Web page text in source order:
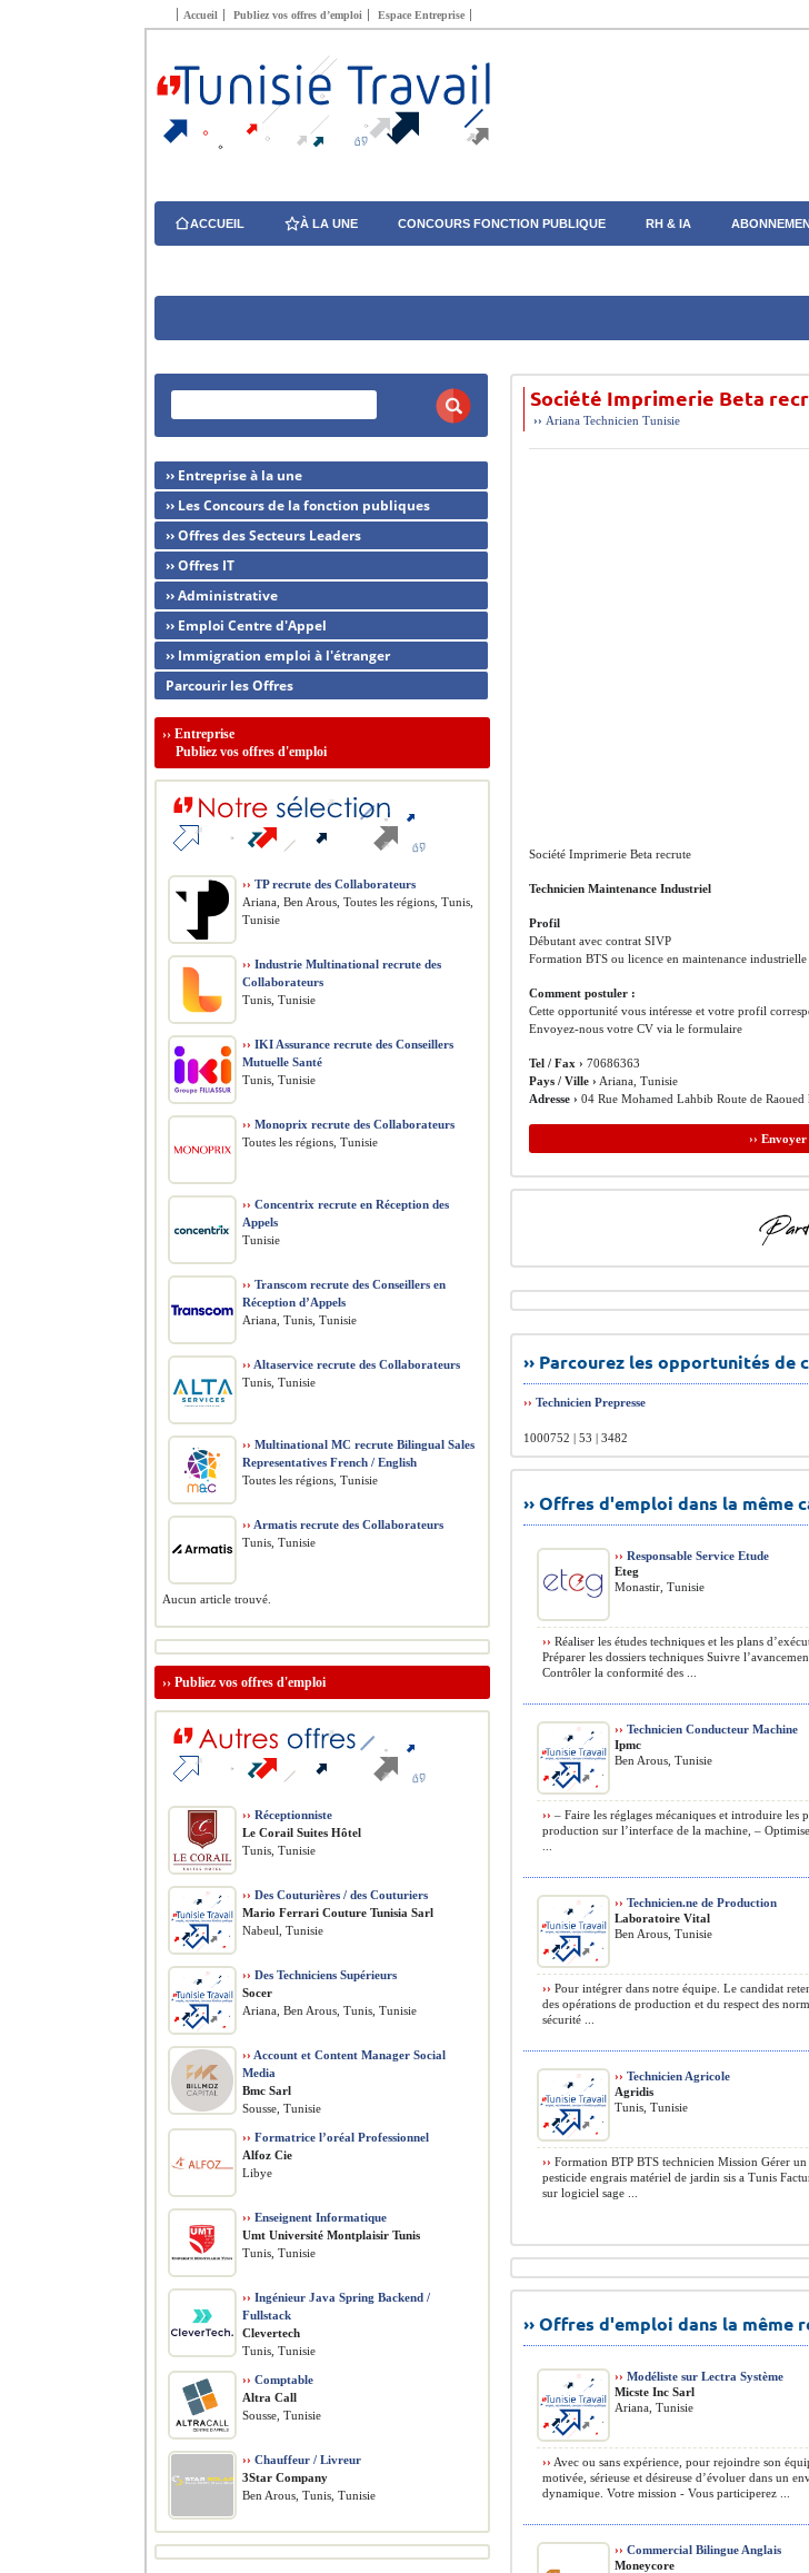
Accueil Publiez vos offres d’emploi Espace Entreprise
ACCUEIL À LA UNE CONCOURS FONCTION PUBLIQUE RH & IA
Société Imprimerie Beta
›› Ariana Technicien Tunisie
Société Imprimerie Beta recrute
Technicien Maintenance Industriel
Profil
Débutant avec contrat SIVP
Formation BTS ou licence en maintenance
Comment postuler :
Cette opportunité vous intéresse et votre profil
Envoyez-nous votre CV via le formulaire
Tel / Fax › 70686363
Pays / Ville › Ariana, Tunisie
Adresse › 04 Rue Mohamed Lahbib Route de
››
›› Parcourez les opportunités
›› Technicien Prepresse
1000752 | 53 | 3482
›› Offres d'emploi dans la même
›› Responsable Service Etude
Eteg
Monastir, Tunisie
›› Réaliser les études techniques et les plans
Préparer les dossiers techniques Suivre
Contrôler la conformité des ...
›› Technicien Conducteur Machine
Ipmc
Ben Arous, Tunisie
›› – Faire les réglages mécaniques et introduire les
production sur l’interface de la machine, –
›› Technicien.ne de Production
Laboratoire Vital
Ben Arous, Tunisie
›› Pour intégrer dans notre équipe. Le candidat
des opérations de production et du respect des
sécurité ...
›› Technicien Agricole
Agridis
Tunis, Tunisie
›› Formation BTP BTS technicien Mission Gérer
pesticide engrais matériel de jardin sis a Tunis
sur logiciel sage ...
›› Offres d'emploi dans la même
›› Modéliste sur Lectra Système
Micste Inc Sarl
Ariana, Tunisie
›› Avec ou sans expérience, pour rejoindre son
motivée, sérieuse et désireuse d’évoluer dans un
dynamique. Votre mission - Vous participerez ...
›› Commercial Bilingue Anglais
Moneycore
›› Entreprise à la une
›› Les Concours de la fonction publiques
›› Offres des Secteurs Leaders
›› Offres IT
›› Administrative
›› Emploi Centre d'Appel
›› Immigration emploi à l'étranger
Parcourir les Offres
›› Entreprise
Publiez vos offres d'emploi
›› TP recrute des Collaborateurs
Ariana, Ben Arous, Toutes les régions, Tunis,
Tunisie
›› Industrie Multinational recrute des
Collaborateurs
Tunis, Tunisie
›› IKI Assurance recrute des Conseillers
Mutuelle Santé
Tunis, Tunisie
›› Monoprix recrute des Collaborateurs
Toutes les régions, Tunisie
›› Concentrix recrute en Réception des
Appels
Tunisie
›› Transcom recrute des Conseillers en
Réception d’Appels
Ariana, Tunis, Tunisie
›› Altaservice recrute des Collaborateurs
Tunis, Tunisie
›› Multinational MC recrute Bilingual Sales
Representatives French / English
Toutes les régions, Tunisie
›› Armatis recrute des Collaborateurs
Tunis, Tunisie
Aucun article trouvé.
›› Publiez vos offres d'emploi
›› Réceptionniste
Le Corail Suites Hôtel
Tunis, Tunisie
›› Des Couturières / des Couturiers
Mario Ferrari Couture Tunisia Sarl
Nabeul, Tunisie
›› Des Techniciens Supérieurs
Socer
Ariana, Ben Arous, Tunis, Tunisie
›› Account et Content Manager Social
Media
Bmc Sarl
Sousse, Tunisie
›› Formatrice l’oréal Professionnel
Alfoz Cie
Libye
›› Enseignent Informatique
Umt Université Montplaisir Tunis
Tunis, Tunisie
›› Ingénieur Java Spring Backend /
Fullstack
Clevertech
Tunis, Tunisie
›› Comptable
Altra Call
Sousse, Tunisie
›› Chauffeur / Livreur
3Star Company
Ben Arous, Tunis, Tunisie